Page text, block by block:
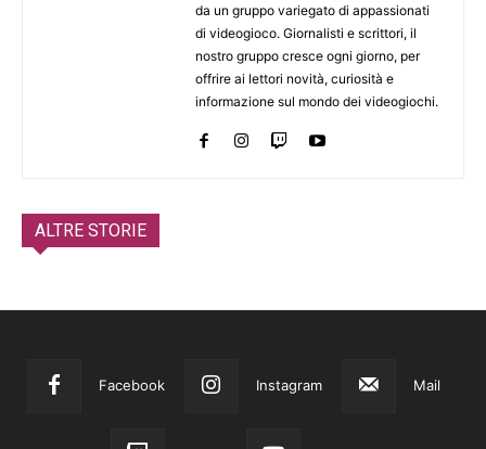
da un gruppo variegato di appassionati
di videogioco. Giornalisti e scrittori, il
nostro gruppo cresce ogni giorno, per
offrire ai lettori novità, curiosità e
informazione sul mondo dei videogiochi.
ALTRE STORIE
Facebook Instagram Mail